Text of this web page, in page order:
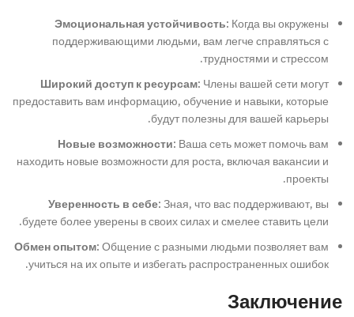
Эмоциональная устойчивость: Когда вы окружены
поддерживающими людьми, вам легче справляться с
трудностями и стрессом.
Широкий доступ к ресурсам: Члены вашей сети могут
предоставить вам информацию, обучение и навыки, которые
будут полезны для вашей карьеры.
Новые возможности: Ваша сеть может помочь вам
находить новые возможности для роста, включая вакансии и
проекты.
Уверенность в себе:Зная, что вас поддерживают, вы
будете более уверены в своих силах и смелее ставить цели.
Обмен опытом:Общение с разными людьми позволяет вам
учиться на их опыте и избегать распространенных ошибок.
Заключение